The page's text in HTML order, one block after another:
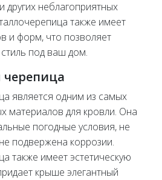
других неблагоприятных
также имеет
и форм, что позволяет
под ваш дом.
черепица
является одним из самых
материалов для кровли. Она
погодные условия, не
подвержена коррозии.
также имеет эстетическую
крыше элегантный